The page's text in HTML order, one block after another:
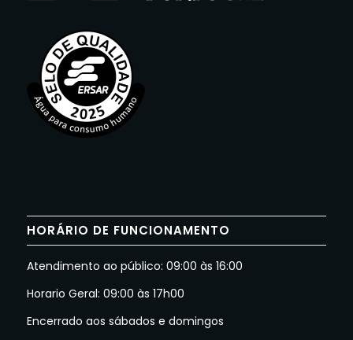
HORÁRIO DE FUNCIONAMENTO
Atendimento ao público: 09:00 às 16:00
Horario Geral: 09:00 às 17h00
Encerrado aos sábados e domingos